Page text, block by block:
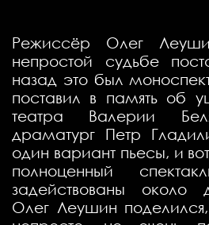
Режиссёр Олег
непростой судьбе
назад это был
поставил в память об
театра Валерии
драматург Петр
один вариант пьесы, и
полноценный
задействованы около
Олег Леушин